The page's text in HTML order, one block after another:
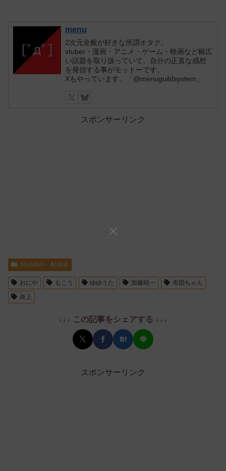
menu
2次元全般が好きな所謂オタク。
vtuber・漫画・アニメ・ゲーム・映画など幅広
い話題を取り扱っていて、自分の正直な感想
を発信する事がモットーです。
Xもやっています。「@menuguildsystem」
スポンサーリンク
Youtuber・配信者
おにや もこう ゆゆうた 加藤純一
布団ちゃん
炎上
↓↓↓ この記事をシェアする ↓↓↓
スポンサーリンク